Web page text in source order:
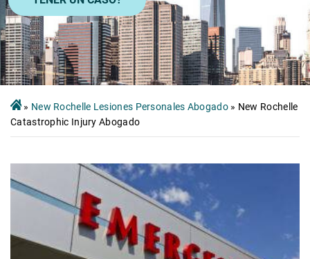
» New Rochelle Lesiones Personales Abogado» New Rochelle
Catastrophic Injury Abogado